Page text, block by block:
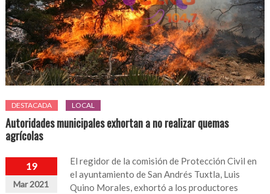
DESTACADA LOCAL
Autoridades municipales exhortan a no realizar quemas
agrícolas
19
Mar 2021
El regidor de la comisión de Protección Civil en
el ayuntamiento de San Andrés Tuxtla, Luis
Quino Morales, exhortó a los productores